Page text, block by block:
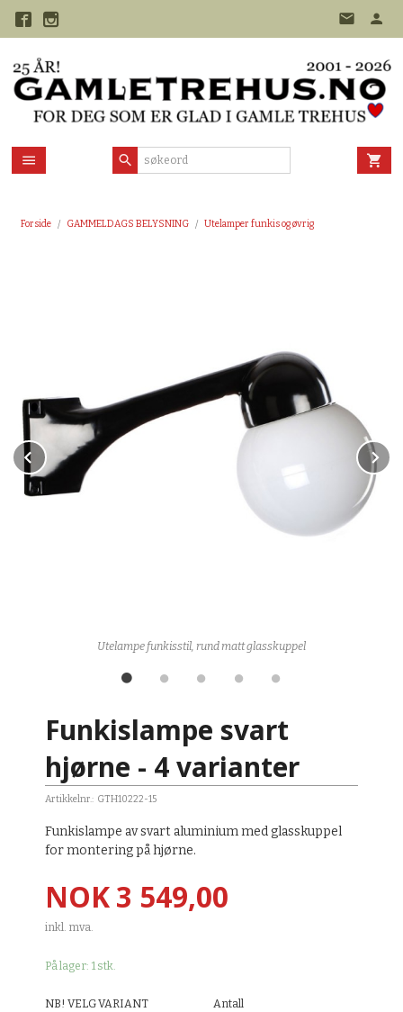
Forside GAMMELDAGS BELYSNING Utelamper funkis og øvrig
Utelampe funkisstil, rund matt glasskuppel
Prev
Funkislampe svart
hjørne - 4 varianter
Artikkelnr.: GTH10222-15
Funkislampe av svart aluminium med glasskuppel
for montering på hjørne.
Pris
NOK3 549,00
inkl. mva.
På lager: 1 stk.
NB! VELG VARIANT
Antall